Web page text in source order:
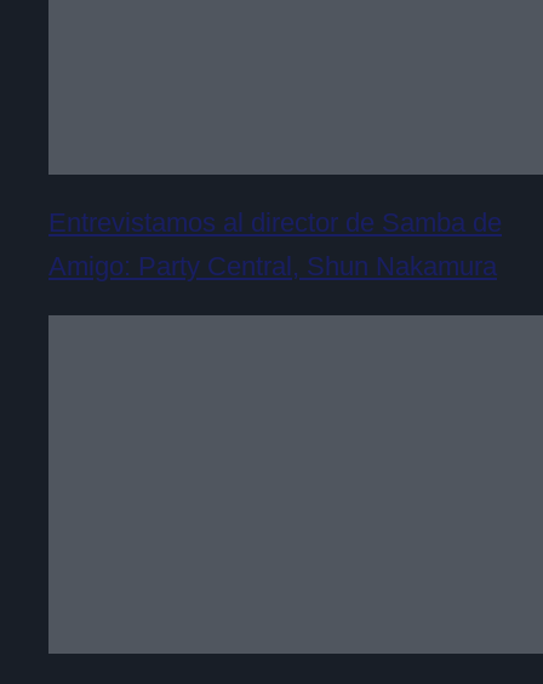
Entrevistamos al director de Samba de
Amigo: Party Central, Shun Nakamura